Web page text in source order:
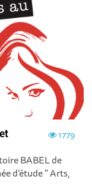
1779
BABEL de
d’étude " Arts,